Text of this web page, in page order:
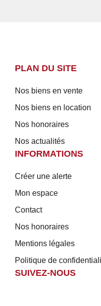
PLAN DU SITE
Nos biens en vente
Nos biens en location
Nos honoraires
Nos actualités
INFORMATIONS
Créer une alerte
Mon espace
Contact
Nos honoraires
Mentions légales
Politique de
SUIVEZ-NOUS